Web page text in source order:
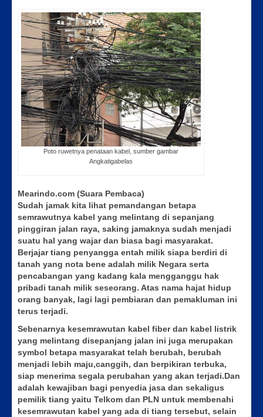
Poto ruwetnya penataan kabel, sumber gambar
Angkatigabelas
Mearindo.com (Suara Pembaca)
Sudah jamak kita lihat pemandangan betapa
semrawutnya kabel yang melintang di sepanjang
pinggiran jalan raya, saking jamaknya sudah menjadi
suatu hal yang wajar dan biasa bagi masyarakat.
Berjajar tiang penyangga entah milik siapa berdiri di
tanah yang nota bene adalah milik Negara serta
pencabangan yang kadang kala mengganggu hak
pribadi tanah milik seseorang. Atas nama hajat hidup
orang banyak, lagi lagi pembiaran dan pemakluman ini
terus terjadi.
Sebenarnya kesemrawutan kabel fiber dan kabel listrik
yang melintang disepanjang jalan ini juga merupakan
symbol betapa masyarakat telah berubah, berubah
menjadi lebih maju,canggih, dan berpikiran terbuka,
siap menerima segala perubahan yang akan terjadi.Dan
adalah kewajiban bagi penyedia jasa dan sekaligus
pemilik tiang yaitu Telkom dan PLN untuk membenahi
kesemrawutan kabel yang ada di tiang tersebut, selain